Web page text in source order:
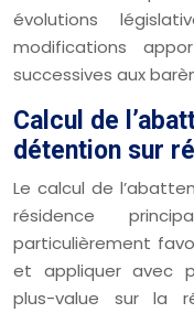
évolutions
modifications
successives aux
Calcul de
détention sur
Le calcul de
résidence
particulièrement
et appliquer avec
plus-value sur la